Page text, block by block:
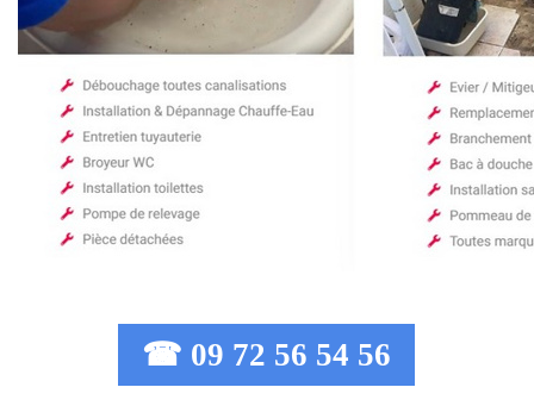
☎ 09 72 56 54 56